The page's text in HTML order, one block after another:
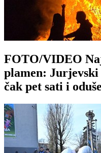
FOTO/VIDEO
plamen:
čak pet sati i